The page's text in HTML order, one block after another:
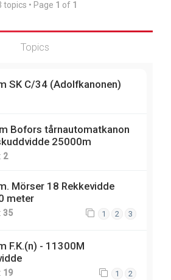
topics • Page 1 of 1
Topics
SK C/34 (Adolfkanonen)
Bofors tårnautomatkanon
25000m
2
Mörser 18 Rekkevidde
meter
35 1 2 3
F.K.(n) - 11300M
19 1 2